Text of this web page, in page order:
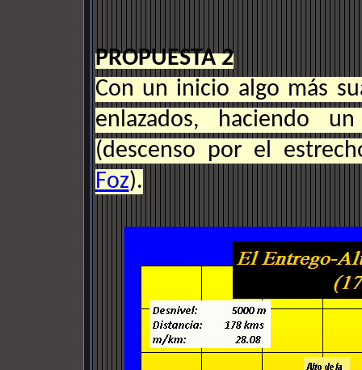
PROPUESTA 2
Con un inicio algo más
enlazados, haciendo
(descenso por el
Foz).